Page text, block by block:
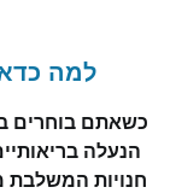
מדרסים ?
בלעדית של
בעולם עם
לבריאות